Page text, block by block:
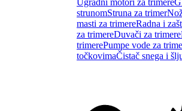
Ugradni motori za trimere
strunomStruna za trimer
masti za trimereRadna i
za trimereDuvači za trimere
trimerePumpe vode za
točkovimaČistač snega i